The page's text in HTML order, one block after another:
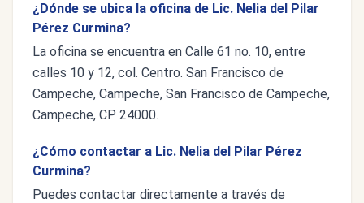
¿Dónde se ubica la oficina de Lic. Nelia del Pilar
Pérez Curmina?
La oficina se encuentra en Calle 61 no. 10, entre
calles 10 y 12, col. Centro. San Francisco de
Campeche, Campeche, San Francisco de Campeche,
Campeche, CP 24000.
¿Cómo contactar a Lic. Nelia del Pilar Pérez
Curmina?
Puedes contactar directamente a través de